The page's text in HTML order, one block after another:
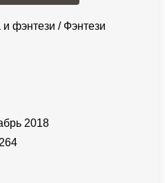
и фэнтези / Фэнтези
2018
264